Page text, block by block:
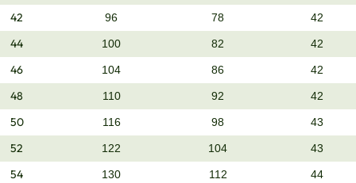
42 96 78 42
44 100 82 42
46 104 86 42
48 110 92 42
50 116 98 43
52 122 104 43
54 130 112 44